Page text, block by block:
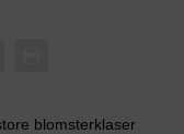
blomsterklaser